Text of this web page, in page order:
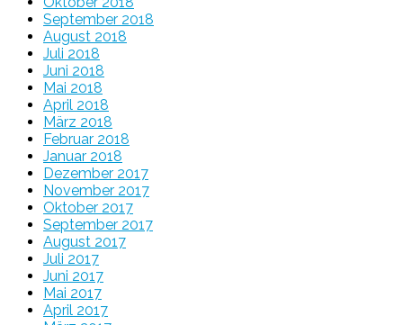
September 2018
August 2018
Juli 2018
Juni 2018
Mai 2018
April 2018
März 2018
Februar 2018
Januar 2018
Dezember 2017
November 2017
Oktober 2017
September 2017
August 2017
Juli 2017
Juni 2017
Mai 2017
April 2017